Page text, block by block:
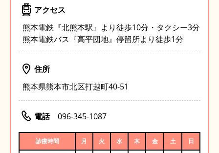
アクセス
熊本電鉄『北熊本駅』より徒歩10分・タクシー3分
熊本電鉄バス『高平団地』停留所より徒歩1分
住所
熊本県熊本市北区打越町40-51
電話 096-345-1087
診療時間 月 火 水 木 金 土 日